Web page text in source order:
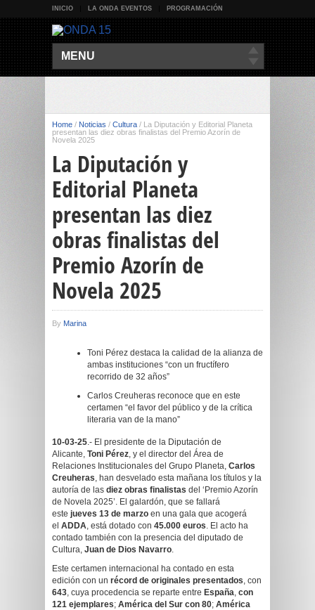
INICIO LA ONDA EVENTOS PROGRAMACIÓN
MENU
Home / Noticias / Cultura / La Diputación y Editorial Planeta
presentan las diez obras finalistas del Premio Azorín de
Novela 2025
La Diputación y
Editorial Planeta
presentan las diez
obras finalistas del
Premio Azorín de
Novela 2025
By Marina
Toni Pérez destaca la calidad de la alianza de
ambas instituciones “con un fructífero
recorrido de 32 años”
Carlos Creuheras reconoce que en este
certamen “el favor del público y de la crítica
literaria van de la mano”
10-03-25.- El presidente de la Diputación de
Alicante, Toni Pérez, y el director del Área de
Relaciones Institucionales del Grupo Planeta, Carlos
Creuheras, han desvelado esta mañana los títulos y la
autoría de las diez obras finalistas del ‘Premio Azorín
de Novela 2025’. El galardón, que se fallará
este jueves 13 de marzo en una gala que acogerá
el ADDA, está dotado con 45.000 euros. El acto ha
contado también con la presencia del diputado de
Cultura, Juan de Dios Navarro.
Este certamen internacional ha contado en esta
edición con un récord de originales presentados, con
643, cuya procedencia se reparte entre España, con
121 ejemplares; América del Sur con 80; América